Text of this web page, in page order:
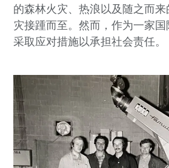
的森林火灾、热浪以及随之而
灾接踵而至。然而，作为一家
采取应对措施以承担社会责任。